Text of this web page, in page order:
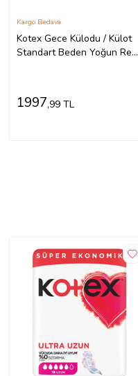
Kotex Gece Külodu / Külot
Standart Beden Yoğun ReGl
Kargo Bedava
1997,99 TL